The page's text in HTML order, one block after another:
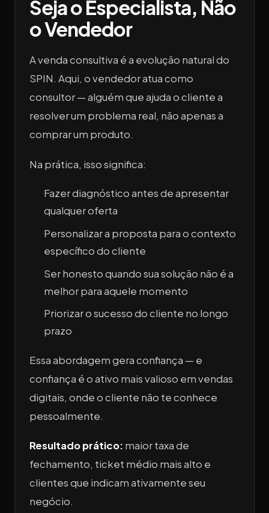
Seja o Especialista, Não
o Vendedor
A venda consultiva é a evolução natural do
SPIN. Aqui, o vendedor atua como
consultor — alguém que ajuda o cliente a
resolver um problema real, não apenas a
comprar um produto.
Na prática, isso significa:
Fazer diagnóstico antes de apresentar
qualquer oferta
Personalizar a proposta para o contexto
específico do cliente
Ser honesto quando sua solução não é a
melhor para aquele momento
Priorizar o sucesso do cliente no longo
prazo
Essa abordagem gera confiança — e
confiança é o ativo mais valioso em vendas
digitais, onde o cliente não te conhece
pessoalmente.
Resultado prático: maior taxa de
fechamento, ticket médio mais alto e
clientes que indicam ativamente seu
negócio.